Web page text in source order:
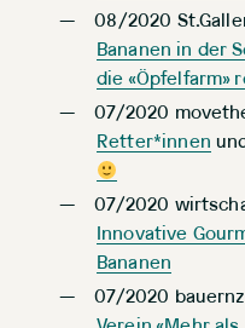
08/2020
Bananen in der
die «Öpfelfarm»
07/2020
Retter*innen und
07/2020
Innovative
Bananen
07/2020